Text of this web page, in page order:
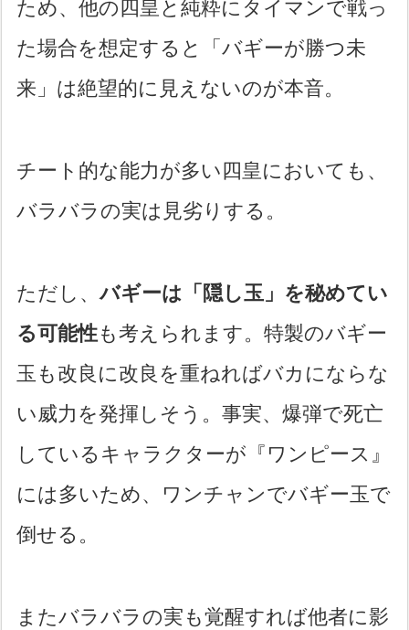
ため、他の四皇と純粋にタイマンで戦っ
た場合を想定すると「バギーが勝つ未
来」は絶望的に見えないのが本音。
チート的な能力が多い四皇においても、
バラバラの実は見劣りする。
ただし、バギーは「隠し玉」を秘めてい
る可能性も考えられます。特製のバギー
玉も改良に改良を重ねればバカにならな
い威力を発揮しそう。事実、爆弾で死亡
しているキャラクターが『ワンピース』
には多いため、ワンチャンでバギー玉で
倒せる。
またバラバラの実も覚醒すれば他者に影